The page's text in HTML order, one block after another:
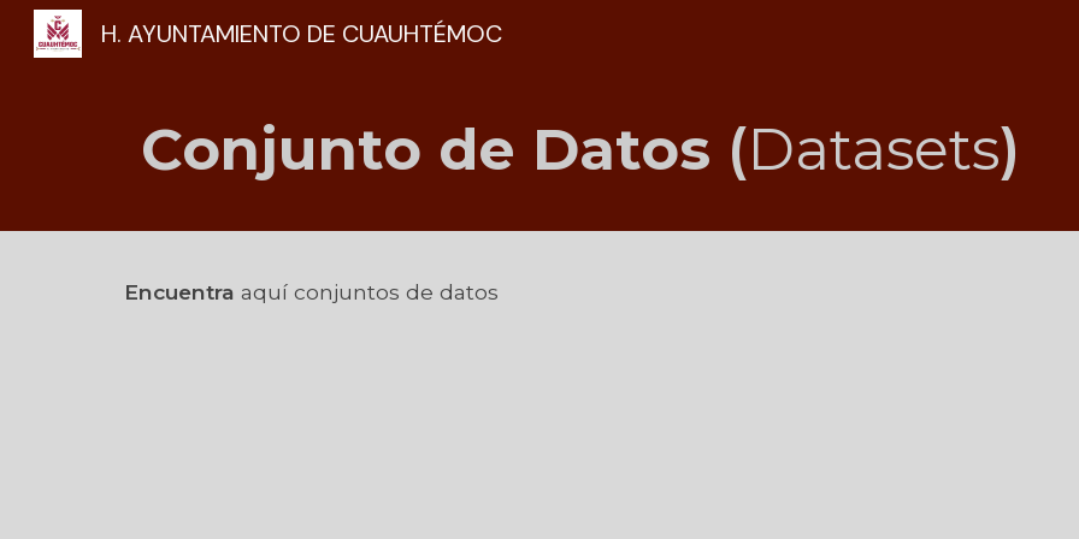
H. AYUNTAMIENTO DE CUAUHTÉMOC
Conjunto de Datos (Datasets)
Encuentra aquí conjuntos de datos